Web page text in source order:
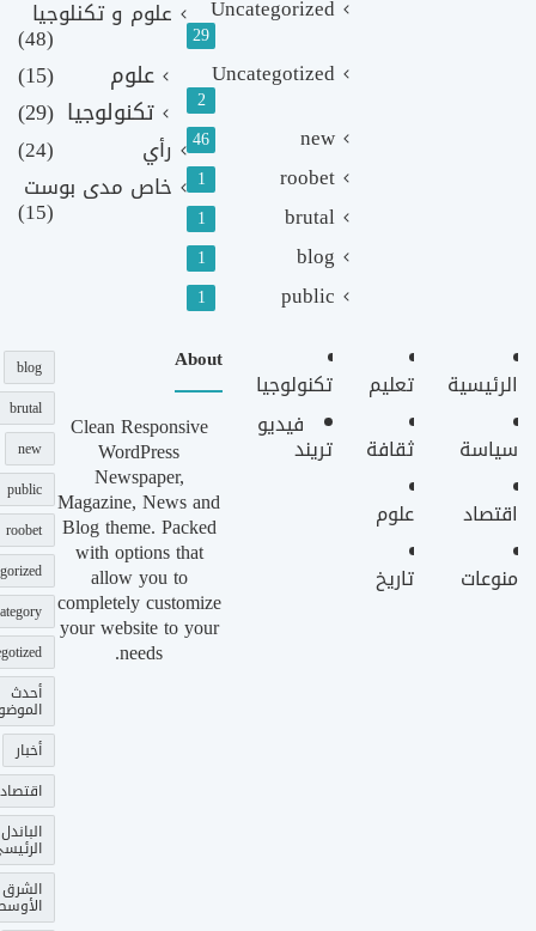
Uncategorized
29
Uncategotized
2
new
46
roobet
1
brutal
1
blog
1
public
1
علوم و تكنلوجيا
(48)
علوم
(15)
تكنولوجيا (29)
رأي
(24)
خاص مدى بوست
(15)
الرئيسية
سياسة
اقتصاد
منوعات
تعليم
ثقافة
علوم
تاريخ
تكنولوجيا
فيديو
تريند
About
Clean Responsive
WordPress
Newspaper,
Magazine, News and
Blog theme. Packed
with options that
allow you to
completely customize
your website to your
needs.
blog
brutal
new
public
roobet
أحدث
أخبار
اقتصاد
الباندل
الشرق